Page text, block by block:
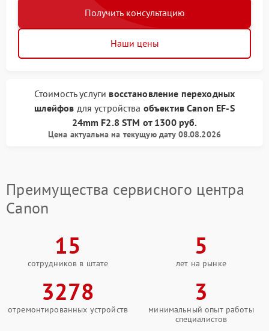
Получить консультацию
Наши цены
Стоимость услуги восстановление переходных
шлейфов для устройства объектив Canon EF-S
24mm F2.8 STM от 1300 руб.
Цена актуальна на текущую дату 08.08.2026
Преимущества сервисного центра
Canon
15
сотрудников в штате
5
лет на рынке
3278
отремонтированных устройств
3
минимальный опыт работы
специалистов